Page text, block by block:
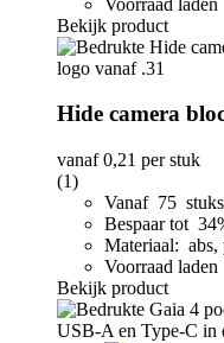
Bekijk product
Hide camera
vanaf0,21 per stuk
(1)
Vanaf 75 stuks
Bespaar tot
Materiaal: abs,
Voorraad laden
Bekijk product